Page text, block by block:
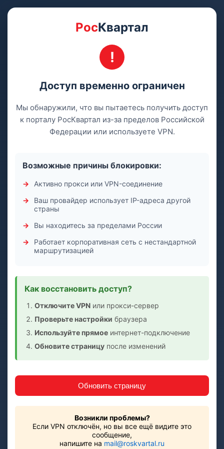
РосКвартал
Доступ временно ограничен
Мы обнаружили, что вы пытаетесь получить доступ
к порталу РосКвартал из-за пределов Российской
Федерации или используете VPN.
Возможные причины блокировки:
Активно прокси или VPN-соединение
Ваш провайдер использует IP-адреса другой
страны
Вы находитесь за пределами России
Работает корпоративная сеть с нестандартной
маршрутизацией
Как восстановить доступ?
Отключите VPN или прокси-сервер
Проверьте настройки браузера
Используйте прямое интернет-подключение
Обновите страницу после изменений
Обновить страницу
Возникли проблемы?
Если VPN отключён, но вы все ещё видите это
сообщение,
напишите на mail@roskvartal.ru